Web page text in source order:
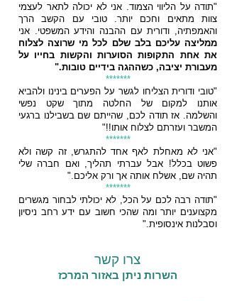
"תודה על הליווי הצמוד. אני לא יכולה לתאר לעצמי
צוות מתאים וחכם יותר. טובי עם הקשב הרך
והאמפתיה, ודורית עם ההבנה והידע המשפטי. אני
ממליצה עליכם בלב שלם לכל מי שרוצה לצלוח
את אחת התקופות הסוערות והקשות בחייו על
מעבורת יציבה, כשההגה בידיים טובות."
*******
"טובי ודורית הצליחו לגשר על הפערים בינינו ולהביא
אותנו למקום של החלטה מתוך שקט נפשי
והשלמה. אז תודה לכם, שהייתם שם בשבילנו ברגעי
המשבר ועזרתם לצלוח אותו!!"
*******
"אני לא מאחלת לאף אחד להתגרש, זה קשה ולא
פשוט בכלל! אבל עברתי תהליך, ואם חברה שלי
תהיה שם, אשלח אותה אך ורק אליכם."
*******
"תודה רבה לכם על הכל, לא יכולתי לבחור מגשרים
מקצוענים יותרומה שהכי חשוב עם ידע רחב ניסיון
וסבלנות אינסופית."
צרו קשר
השרות ניתן באזור המרכז